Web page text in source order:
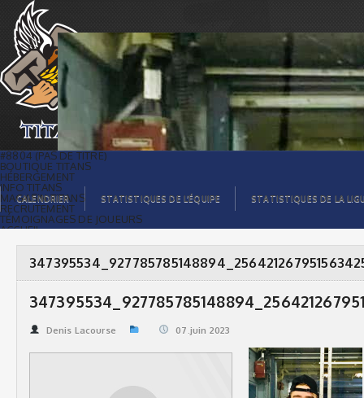
347395534_927785785148894_2564212679515634258_n
| Titans de témiscaming
#8804 (PAS DE TITRE)
BOUTIQUE TITANS
HÉBERGEMENT
INFO TITANS
MAGASIN TITANS
RECRUTEMENT
TÉMOIGNAGES DE JOUEURS
ACCUEIL
GALERIE PHOTOS
STATISTIQUES
ORGANISATION
CALENDRIER
COMMANDITAIRES
CALENDRIER STATISTIQUES DE L’ÉQUIPE STATISTIQUES DE LA
Denis Lacourse 07.juin 2023